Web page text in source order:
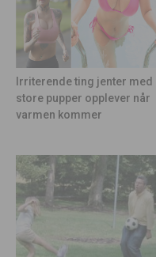
Irriterende ting jenter med
store pupper opplever når
varmen kommer